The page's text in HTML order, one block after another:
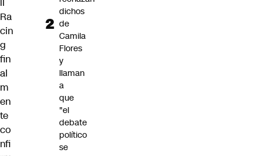
ll
Ra
cin
g
fin
al
m
en
te
co
nfi
dichos
de
Camila
Flores
y
llaman
a
que
"el
debate
político
se